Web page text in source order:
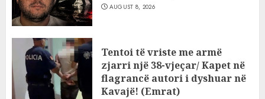
AUGUST 8, 2026
Tentoi të vriste me armë
zjarri një 38-vjeçar/ Kapet në
flagrancë autori i dyshuar në
Kavajë! (Emrat)